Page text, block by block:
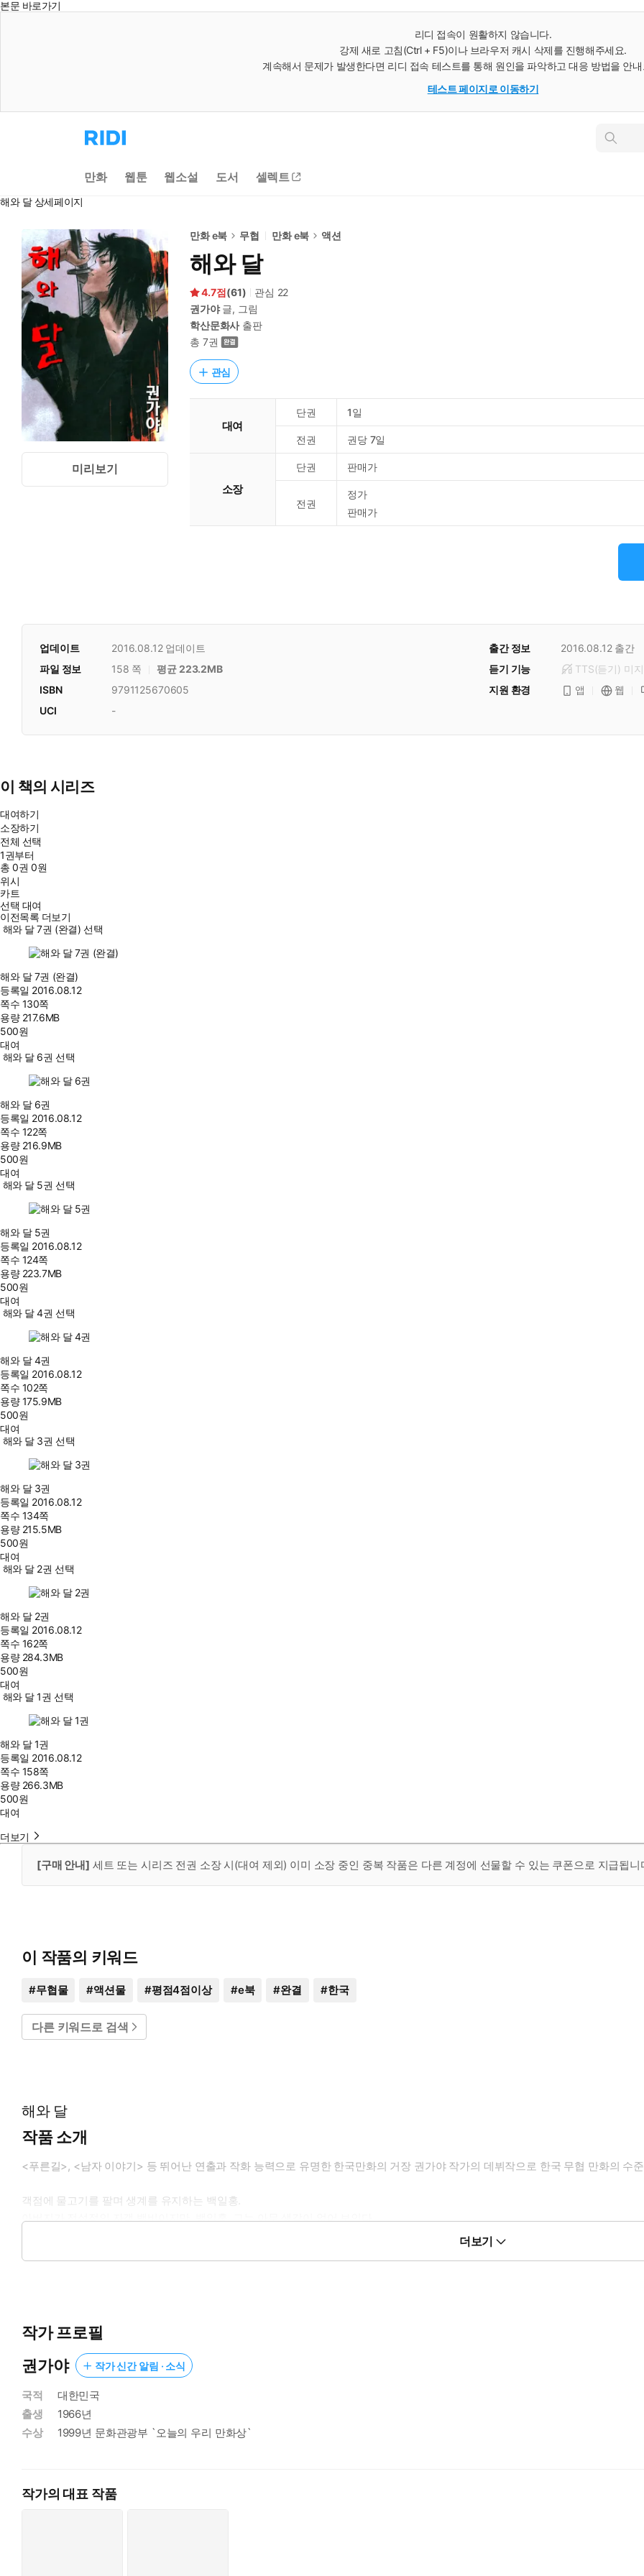
본문 바로가기
리디 접속이 원활하지 않습니다.
강제 새로 고침(Ctrl + F5)이나 브라우저 캐시 삭제를 진행해주세요.
계속해서 문제가 발생한다면 리디 접속 테스트를 통해 원인을 파악하고 대응 방법을 안
테스트 페이지로 이동하기
리
디
으
로
인
만화 웹툰 웹소설 도서 셀렉트
해와 달 상세페이지
미리보기
만화 e북 무협 만화 e북 액션
해와 달
4.7 (61) 관심 22
권가야글, 그림
학산문화사출판
총 7권
관심
대여
단권 1일
전권 권당 7일
소장
단권 판매가
전권
정가
판매가
업데이트 2016.08.12업데이트 출간 정보 2016.08.12 출간
듣기 기능
TTS(듣기) 미
파일 정보 158 쪽
평균 223.2MB
지원 환경
앱 웹
ISBN
9791125670605
UCI
-
이 책의 시리즈
대여하기
소장하기
전체 선택
1권부터
총0권 0원
위시
카트
선택 대여
이전목록 더보기
해와 달 7권 (완결) 선택
해와 달 7권 (완결)
등록일 2016.08.12
쪽수 130쪽
용량 217.6MB
500원
대여
해와 달 6권 선택
해와 달 6권
등록일 2016.08.12
쪽수 122쪽
용량 216.9MB
500원
대여
해와 달 5권 선택
해와 달 5권
등록일 2016.08.12
쪽수 124쪽
용량 223.7MB
500원
대여
해와 달 4권 선택
해와 달 4권
등록일 2016.08.12
쪽수 102쪽
용량175.9MB
500원
대여
해와 달 3권 선택
해와 달 3권
등록일 2016.08.12
쪽수 134쪽
용량 215.5MB
500원
대여
해와 달 2권 선택
해와 달 2권
등록일 2016.08.12
쪽수 162쪽
용량 284.3MB
500원
대여
해와 달 1권 선택
해와 달 1권
등록일 2016.08.12
쪽수 158쪽
용량 266.3MB
500원
대여
더보기
[구매 안내] 세트 또는 시리즈 전권 소장 시(대여 제외) 이미 소장 중인 중복 작품은 다른 계정에 선물할 수 있는 쿠폰으로 지급됩니
이 작품의 키워드
#무협물 #액션물 #평점4점이상 #e북 #완결 #한국
다른 키워드로 검색
해와 달
작품 소개
<푸른길>, <남자 이야기> 등 뛰어난 연출과 작화 능력으로 유명한 한국만화의 거장 권가야 작가의 데뷔작으로 한국 무협 만화의 수
객점에 물고기를 팔며 생계를 유지하는 백일홍.
아버지가 전설적인 자객 백비이지만, 백일홍, 그는 아무 생각이 없어 보인다.
어느 날 백일홍은 현상금이 붙은 채로 자객들에게 쫓기던 낭랑을 구해주고, 자신에게도 아버지의 현상금이 내려오고 있다는 사실을 알
더보기
작가 프로필
권가야
작가 신간 알림 · 소식
국적
대한민국
출생
1966년
수상
1999년 문화관광부 `오늘의 우리 만화상`
작가의 대표 작품